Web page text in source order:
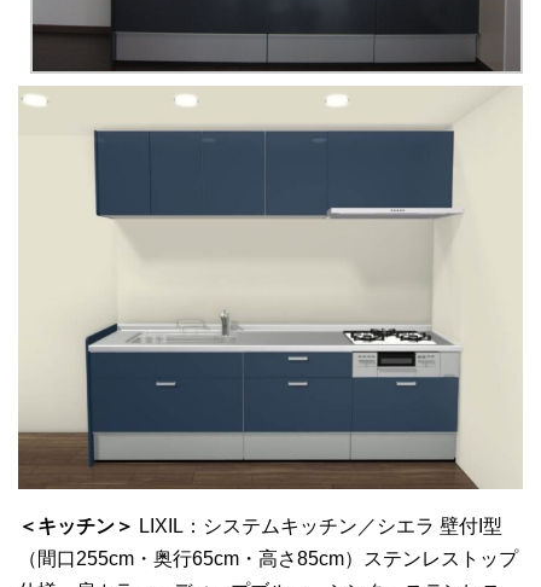
＜キッチン＞ LIXIL：システムキッチン／シエラ 壁付I型
（間口255cm・奥行65cm・高さ85cm）ステンレストップ